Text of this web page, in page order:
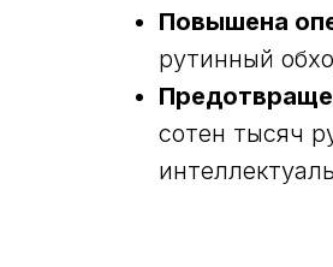
Повышена
рутинный
сотен тысяч
Базовый мониторинг